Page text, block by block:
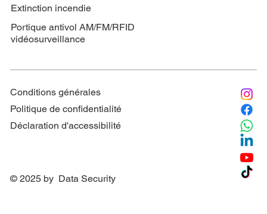
Extinction incendie
Portique antivol AM/FM/RFID
vidéosurveillance
Conditions générales
Politique de confidentialité
Déclaration d'accessibilité
© 2025 by Data Security